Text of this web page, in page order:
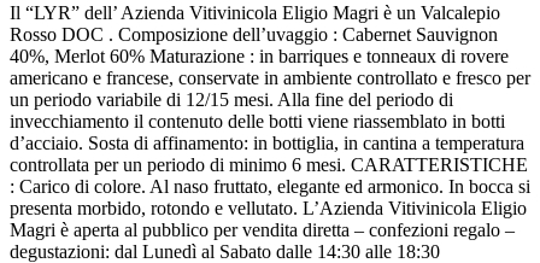
Il “LYR” dell’ Azienda Vitivinicola Eligio Magri è un Valcalepio
Rosso DOC . Composizione dell’uvaggio : Cabernet Sauvignon
40%, Merlot 60% Maturazione : in barriques e tonneaux di rovere
americano e francese, conservate in ambiente controllato e fresco per
un periodo variabile di 12/15 mesi. Alla fine del periodo di
invecchiamento il contenuto delle botti viene riassemblato in botti
d’acciaio. Sosta di affinamento: in bottiglia, in cantina a temperatura
controllata per un periodo di minimo 6 mesi. CARATTERISTICHE
: Carico di colore. Al naso fruttato, elegante ed armonico. In bocca si
presenta morbido, rotondo e vellutato. L’Azienda Vitivinicola Eligio
Magri è aperta al pubblico per vendita diretta – confezioni regalo –
degustazioni: dal Lunedì al Sabato dalle 14:30 alle 18:30